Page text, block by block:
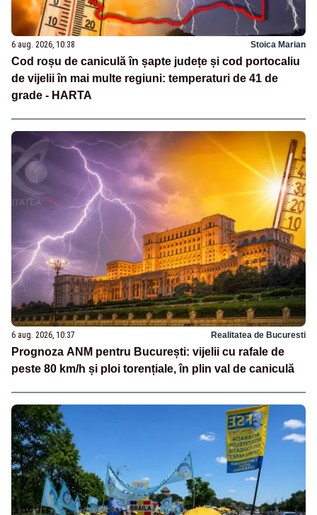
6 aug. 2026, 10:38 Stoica Marian
Cod roșu de caniculă în șapte județe și cod portocaliu
de vijelii în mai multe regiuni: temperaturi de 41 de
grade - HARTA
6 aug. 2026, 10:37 Realitatea de Bucuresti
Prognoza ANM pentru București: vijelii cu rafale de
peste 80 km/h și ploi torențiale, în plin val de caniculă